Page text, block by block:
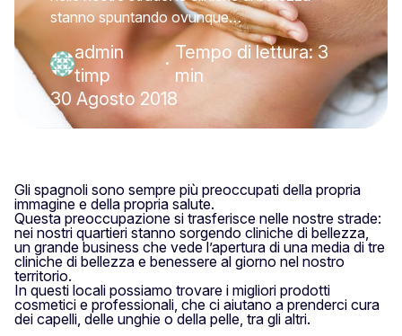
stanno spuntando ovunque…
admin
timp
·
Tempo di lettura: 3
min
30 Agosto 2018
Gli spagnoli sono sempre più preoccupati della propria
immagine e della propria salute.
Questa preoccupazione si trasferisce nelle nostre strade:
nei nostri quartieri stanno sorgendo cliniche di bellezza,
un grande business che vede l’apertura di una media di tre
cliniche di bellezza e benessere al giorno nel nostro
territorio.
In questi locali possiamo trovare i migliori prodotti
cosmetici e professionali, che ci aiutano a prenderci cura
dei capelli, delle unghie o della pelle, tra gli altri.